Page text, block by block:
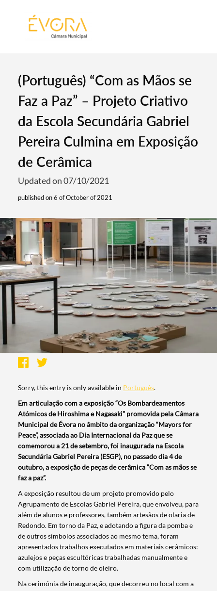
(Português) “Com as Mãos se
Faz a Paz” – Projeto Criativo
da Escola Secundária Gabriel
Pereira Culmina em Exposição
de Cerâmica
Updated on 07/10/2021
published on 6 of October of 2021
Sorry, this entry is only available in Português.
Em articulação com a exposição “Os Bombardeamentos
Atómicos de Hiroshima e Nagasaki” promovida pela Câmara
Municipal de Évora no âmbito da organização “Mayors for
Peace”, associada ao Dia Internacional da Paz que se
comemorou a 21 de setembro, foi inaugurada na Escola
Secundária Gabriel Pereira (ESGP), no passado dia 4 de
outubro, a exposição de peças de cerâmica “Com as mãos se
faz a paz”.
A exposição resultou de um projeto promovido pelo
Agrupamento de Escolas Gabriel Pereira, que envolveu, para
além de alunos e professores, também artesãos de olaria de
Redondo. Em torno da Paz, e adotando a figura da pomba e
de outros símbolos associados ao mesmo tema, foram
apresentados trabalhos executados em materiais cerâmicos:
azulejos e peças escultóricas trabalhadas manualmente e
com utilização de torno de oleiro.
Na cerimónia de inauguração, que decorreu no local com a